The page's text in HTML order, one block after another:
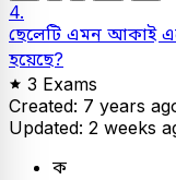
4.
ছেলেটি এমন আকাই
হয়েছে?
3 Exams
Created: 7 years
Updated: 2 weeks
ক